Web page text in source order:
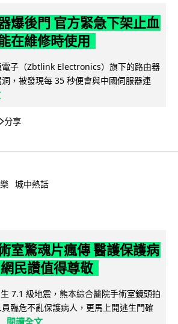
爆後門 官方緊急下架止血
在維修時使用
電子（Zbtlink Electronics）旗下的路由器
，被發現每 35 秒便會與中國伺服器連
分享
城中熱話
室驚魂片瘋傳 醫護保護病
民讚值得尊敬
7.1 級地震，熊本綜合醫院手術室鏡頭拍
臨危不亂保護病人，更馬上開逃生門確
閱讀全文